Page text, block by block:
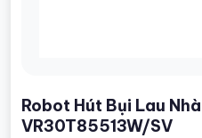
Robot Hút Bụi Lau
VR30T85513W/SV